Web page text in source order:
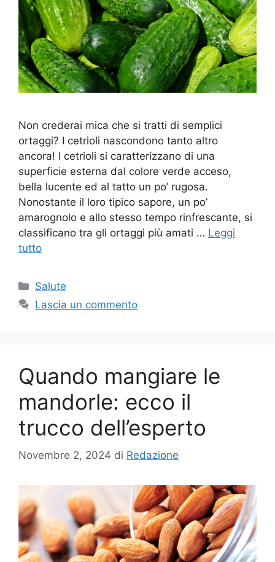
Non crederai mica che si tratti di semplici
ortaggi? I cetrioli nascondono tanto altro
ancora! I cetrioli si caratterizzano di una
superficie esterna dal colore verde acceso,
bella lucente ed al tatto un po’ rugosa.
Nonostante il loro tipico sapore, un po’
amarognolo e allo stesso tempo rinfrescante, si
classificano tra gli ortaggi più amati … Leggi
tutto
Categorie
Salute
Lascia un commento
Quando mangiare le
mandorle: ecco il
trucco dell’esperto
Novembre 2, 2024 di Redazione